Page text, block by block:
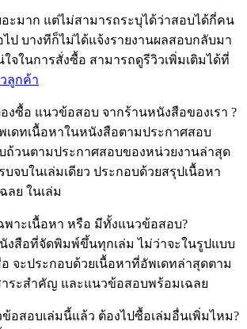
อะมาก แต่ไม่สามารถระบุได้ว่าสอบได้กี่คน
ป บางทีก็ไม่ได้แจ้งรายงานผลสอบกลับมา
จในการสั่งซื้อ สามารถดูรีวิวเพิ่มเติมได้ที่
วลูกค้า
งซื้อ แนวข้อสอบ จากร้านหนังสือของเรา ?
เดทเนื้อหาในหนังสือตามประกาศสอบ
ถ้วนตามประกาศสอบของหน่วยงานล่าสุด
จบในเล่มเดียว ประกอบด้วยสรุปเนื้อหา
ลย ในเล่ม
พาะเนื้อหา หรือ มีทั้งแนวข้อสอบ?
งสือที่จัดพิมพ์ขึ้นทุกเล่ม ไม่ว่าจะในรูปแบบ
จะประกอบด้วยเนื้อหาที่อัพเดทล่าสุดตาม
ระสำคัญ และแนวข้อสอบพร้อมเฉลย
อสอบเล่มนี้แล้ว ต้องไปซื้อเล่มอื่นเพิ่มไหม?